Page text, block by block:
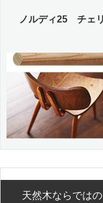
ノルディ25 チェ
天然木ならでは